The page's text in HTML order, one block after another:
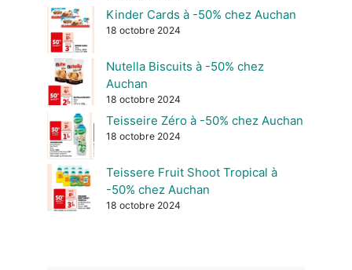
Kinder Cards à -50% chez Auchan
18 octobre 2024
Nutella Biscuits à -50% chez
Auchan
18 octobre 2024
Teisseire Zéro à -50% chez Auchan
18 octobre 2024
Teissere Fruit Shoot Tropical à
-50% chez Auchan
18 octobre 2024